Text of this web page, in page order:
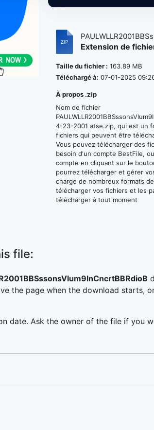
Extension de
Taille du fichier : 163.89 MB
Téléchargé à: 07-01-2025
À propos .zip
Nom de fichier
4-23-2001 atse.zip, qui est un
fichiers qui peuvent être
Vous pouvez télécharger des
besoin d'un compte BestFile,
compte en cliquant sur le
pourrez télécharger et gérer
charge de nombreux formats
télécharger vos fichiers et les
télécharger à tout moment
file:
the page when the download starts,
date. Ask the owner of the file if you